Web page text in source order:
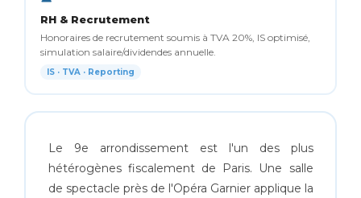
RH & Recrutement
Honoraires de recrutement soumis à TVA 20%, IS optimisé,
simulation salaire/dividendes annuelle.
IS · TVA · Reporting
Le 9e arrondissement est l'un des plus
hétérogènes fiscalement de Paris. Une salle
de spectacle près de l'Opéra Garnier applique la